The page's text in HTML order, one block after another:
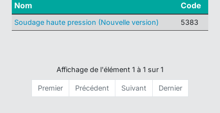
Nom Code
Soudage haute pression (Nouvelle version) 5383
Affichage de l'élément 1 à 1 sur 1
Premier Précédent Suivant Dernier